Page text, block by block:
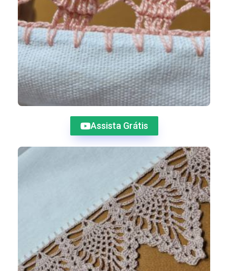
Assista Grátis